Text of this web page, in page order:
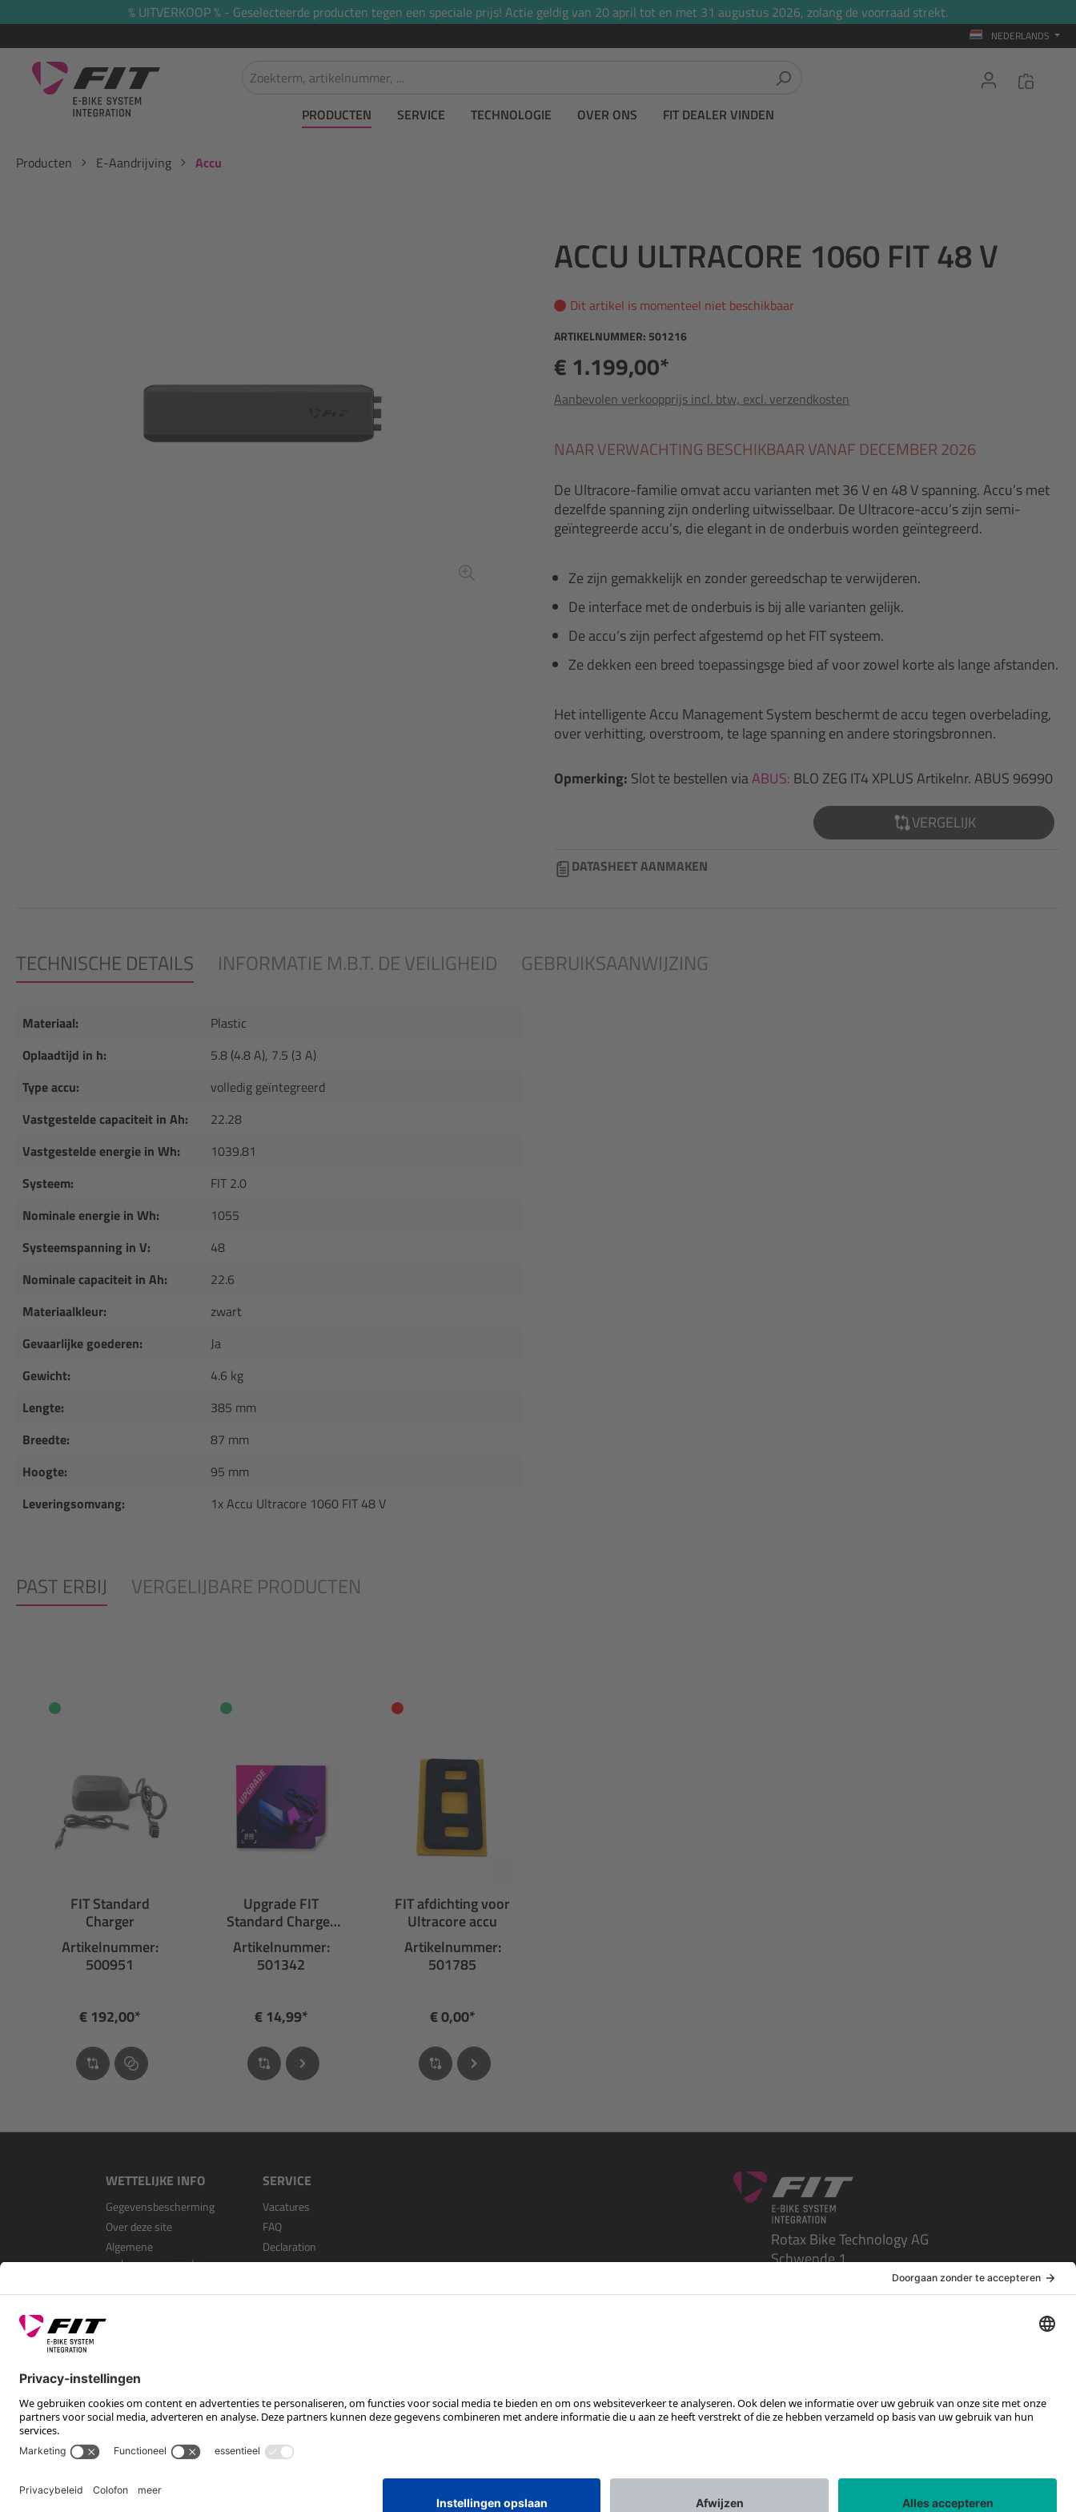
Ga naar de hoofdnavigatie
% UITVERKOOP % - Geselecteerde producten tegen een speciale prijs! Actie geldig van 20 april tot en met 31 augustus 2026, zolang de voorraad strekt.
NEDERLANDS
PRODUCTEN SERVICE TECHNOLOGIE OVER ONS FIT DEALER VINDEN
Producten E-Aandrijving Accu
ACCU ULTRACORE 1060 FIT 48 V
Dit artikel is momenteel niet beschikbaar
ARTIKELNUMMER: 501216
€ 1.199,00*
Aanbevolen verkoopprijs incl. btw, excl. verzendkosten
NAAR VERWACHTING BESCHIKBAAR VANAF DECEMBER 2026
De Ultracore-familie omvat accu varianten met 36 V en 48 V spanning. Accu’s met
dezelfde spanning zijn onderling uitwisselbaar. De Ultracore-accu’s zijn semi-
geïntegreerde accu’s, die elegant in de onderbuis worden geïntegreerd.
Ze zijn gemakkelijk en zonder gereedschap te verwijderen.
De interface met de onderbuis is bij alle varianten gelijk.
De accu’s zijn perfect afgestemd op het FIT systeem.
Ze dekken een breed toepassingsge bied af voor zowel korte als lange afstanden.
Het intelligente Accu Management System beschermt de accu tegen overbelading,
over verhitting, overstroom, te lage spanning en andere storingsbronnen.
Opmerking: Slot te bestellen viaABUS: BLO ZEG IT4 XPLUS Artikelnr. ABUS 96990
VERGELIJK
DATASHEET AANMAKEN
TECHNISCHE DETAILS INFORMATIE M.B.T. DE VEILIGHEID GEBRUIKSAANWIJZING
Materiaal:
Plastic
Oplaadtijd in h:
5.8 (4.8 A), 7.5 (3 A)
Type accu:
volledig geïntegreerd
Vastgestelde capaciteit in Ah:
22.28
Vastgestelde energie in Wh:
1039.81
Systeem:
FIT 2.0
Nominale energie in Wh:
1055
Systeemspanning in V:
48
Nominale capaciteit in Ah:
22.6
Materiaalkleur:
zwart
Gevaarlijke goederen:
Ja
Gewicht:
4.6 kg
Lengte:
385 mm
Breedte:
87 mm
Hoogte:
95 mm
Leveringsomvang:
1x Accu Ultracore 1060 FIT 48 V
PAST ERBIJ VERGELIJBARE PRODUCTEN
FIT Standard
Charger
Artikelnummer:
500951
€ 192,00*
Upgrade FIT
Standard Charger
36 V van 4 A naar 6
A
Artikelnummer:
501342
€ 14,99*
FIT afdichting voor
Ultracore accu
Artikelnummer:
501785
€ 0,00*
WETTELIJKE INFO
Gegevensbescherming
Over deze site
Algemene
verkoopvoorwaarden
SERVICE
Vacatures
FAQ
Declaration
Open Source Software
Rotax Bike Technology AG
Schwende 1
VOLG ONS OP